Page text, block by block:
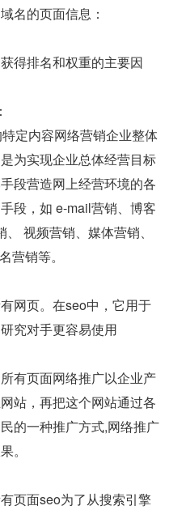
名的页面信息：
得排名和权重的主要因
定内容网络营销企业整体
为实现企业总体经营目标
段营造网上经营环境的各
段，如 e-mail营销、博客
视频营销、媒体营销、
营销等。
网页。在seo中，它用于
究对手更容易使用
有页面网络推广以企业产
站，再把这个网站通过各
的一种推广方式,网络推广
。
页面seo为了从搜索引擎